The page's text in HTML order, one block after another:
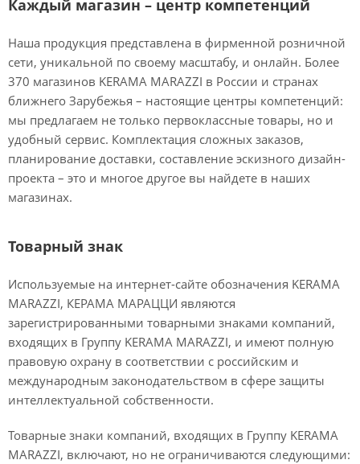
Каждый магазин – центр компетенций
Наша продукция представлена в фирменной розничной
сети, уникальной по своему масштабу, и онлайн. Более
370 магазинов KERAMA MARAZZI в России и странах
ближнего Зарубежья – настоящие центры компетенций:
мы предлагаем не только первоклассные товары, но и
удобный сервис. Комплектация сложных заказов,
планирование доставки, составление эскизного дизайн-
проекта – это и многое другое вы найдете в наших
магазинах.
Товарный знак
Используемые на интернет-сайте обозначения KERAMA
MARAZZI, КЕРАМА МАРАЦЦИ являются
зарегистрированными товарными знаками компаний,
входящих в Группу KERAMA MARAZZI, и имеют полную
правовую охрану в соответствии с российским и
международным законодательством в сфере защиты
интеллектуальной собственности.
Товарные знаки компаний, входящих в Группу KERAMA
MARAZZI, включают, но не ограничиваются следующими: